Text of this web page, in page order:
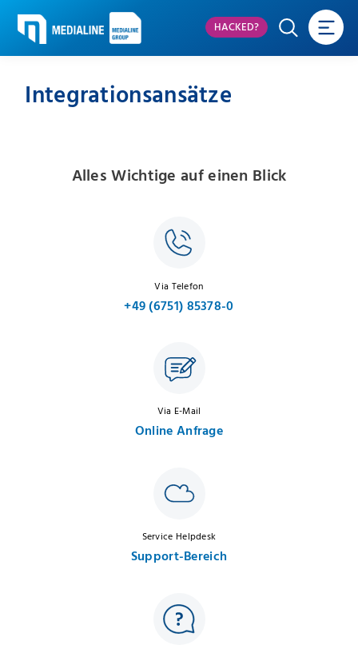
HACKED?
Integrationsansätze
Alles Wichtige auf einen Blick
Via Telefon
+49 (6751) 85378-0
Via E-Mail
Online Anfrage
Service Helpdesk
Support-Bereich